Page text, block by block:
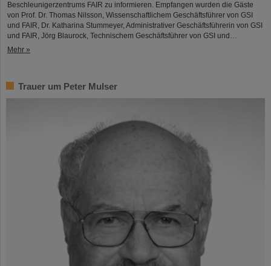
Beschleunigerzentrums FAIR zu informieren. Empfangen wurden die Gäste
von Prof. Dr. Thomas Nilsson, Wissenschaftlichem Geschäftsführer von GSI
und FAIR, Dr. Katharina Stummeyer, Administrativer Geschäftsführerin von GSI
und FAIR, Jörg Blaurock, Technischem Geschäftsführer von GSI und…
Mehr »
Trauer um Peter Mulser